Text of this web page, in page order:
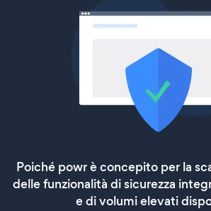
Poiché powr è concepito per la
delle funzionalità di sicurezza
e di volumi elevati